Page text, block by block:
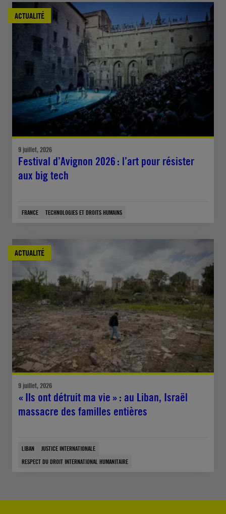
ACTUALITÉ
9 juillet, 2026
Festival d’Avignon 2026 : l’art pour résister
aux big tech
FRANCE TECHNOLOGIES ET DROITS HUMAINS
ACTUALITÉ
9 juillet, 2026
« Ils ont détruit ma vie » : au Liban, Israël
massacre des familles entières
LIBAN
JUSTICE INTERNATIONALE
RESPECT DU DROIT INTERNATIONAL HUMANITAIRE